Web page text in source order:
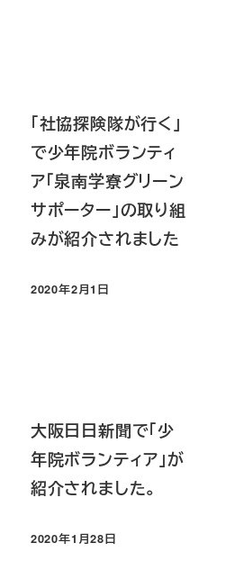
「社協探険隊が行く」
で少年院ボランティ
ア「泉南学寮グリーン
サポーター」の取り組
みが紹介されました
投稿日
2020年2月1日
大阪日日新聞で「少
年院ボランティア」が
紹介されました。
投稿日
2020年1月28日